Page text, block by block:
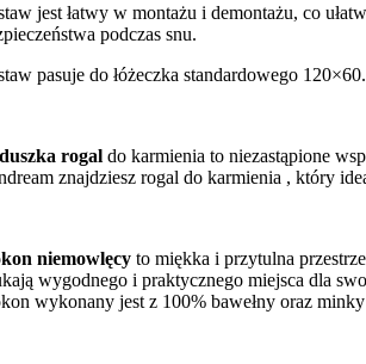
jest łatwy w montażu i demontażu, co
podczas snu.
pasuje do łóżeczka standardowego 120×60.
rogal do karmienia to niezastąpione
znajdziesz rogal do karmienia , który
niemowlęcy to miękka i przytulna
wygodnego i praktycznego miejsca dla
wykonany jest z 100% bawełny oraz